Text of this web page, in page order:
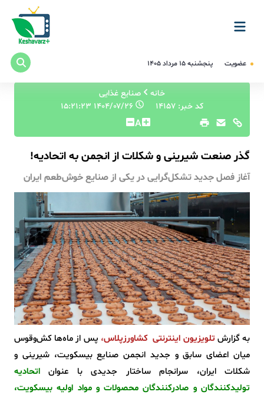
عضویت پنجشنبه ۱۵ مرداد ۱۴۰۵
خانه
صنایع غذایی
کد خبر: 14157
۱۴۰۴/۰۷/۲۶ ۱۵:۲۱:۲۳
A
گذر صنعت شیرینی و شکلات از انجمن به اتحادیه!
آغاز فصل جدید تشکل‌گرایی در یکی از صنایع خوش‌طعم ایران
به گزارشتلویزیون اینترنتیکشاورزپلاس، پس از ماه‌ها کش‌وقوس
میان اعضای سابق و جدید انجمن صنایع بیسکویت، شیرینی و
شکلات ایران، سرانجام ساختار جدیدی با عنوان اتحادیه
تولیدکنندگان و صادرکنندگان محصولات و مواد اولیه بیسکویت،